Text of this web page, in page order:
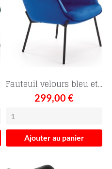
Fauteuil velours bleu et...
299,00 €
Ajouter au panier